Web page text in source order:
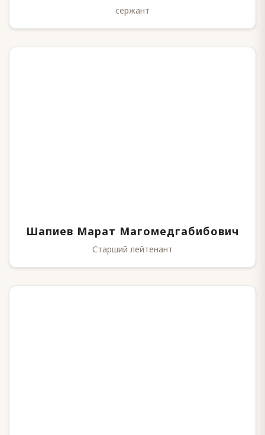
сержант
Шапиев Марат Магомедгабибович
Старший лейтенант